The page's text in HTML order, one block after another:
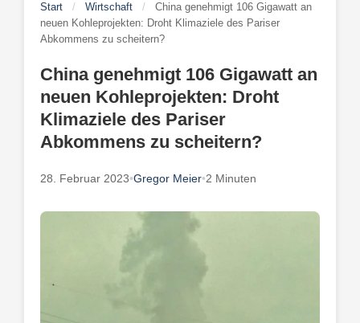
Start / Wirtschaft /
China genehmigt 106 Gigawatt an
neuen Kohleprojekten: Droht Klimaziele des Pariser
Abkommens zu scheitern?
China genehmigt 106 Gigawatt an
neuen Kohleprojekten: Droht
Klimaziele des Pariser
Abkommens zu scheitern?
28. Februar 2023•Gregor Meier•2 Minuten